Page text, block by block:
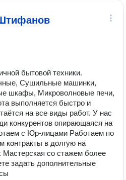
бытовой техники.
Сушильные машинки,
шкафы, Микроволновые печи,
выполняется быстро и
на все виды работ. У нас
конкурентов опирающаяся на
с Юр-лицами Работаем по
контракты в долгую на
со стажем более
задать дополнительные